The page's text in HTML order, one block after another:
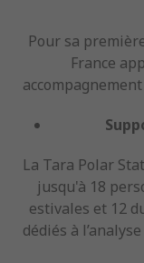
Pour sa
France
La Tara Polar
jusqu'à 18
estivales et 12
dédiés à